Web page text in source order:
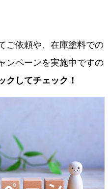
ご依頼や、在庫塗料での
ンペーンを実施中ですの
クしてチェック！